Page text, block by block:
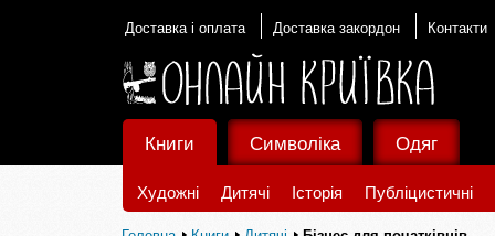
Доставка і оплата Доставка закордон Контакти
Книги
Художні Дитячі Історія Публіцистичні
Символіка Одяг